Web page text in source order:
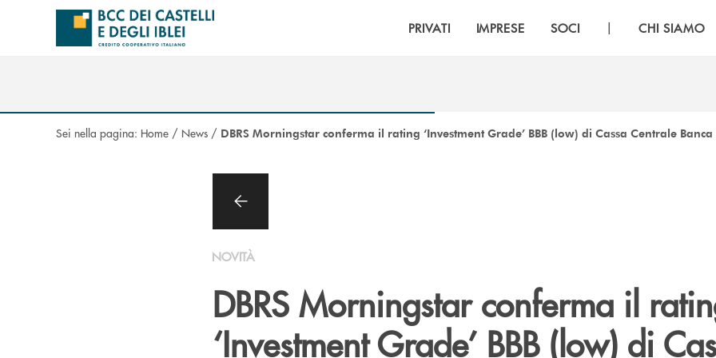
Salta al contenuto principale
PRIVATI IMPRESE SOCI | CHI SIAMO
Sei nella pagina: Home / News / DBRS Morningstar conferma il rating ‘Investment Grade’ BBB (low) di Cassa Centrale Banca
NOVITÀ
DBRS Morningstar conferma il
‘Investment Grade’ BBB (low) di